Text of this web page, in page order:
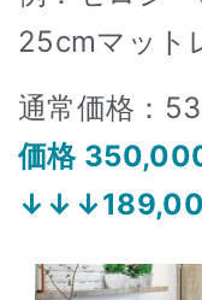
25cmマット
通常価格：
価格